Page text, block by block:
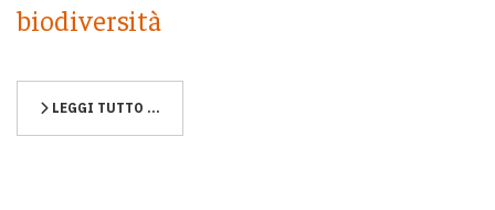
biodiversità
LEGGI TUTTO …